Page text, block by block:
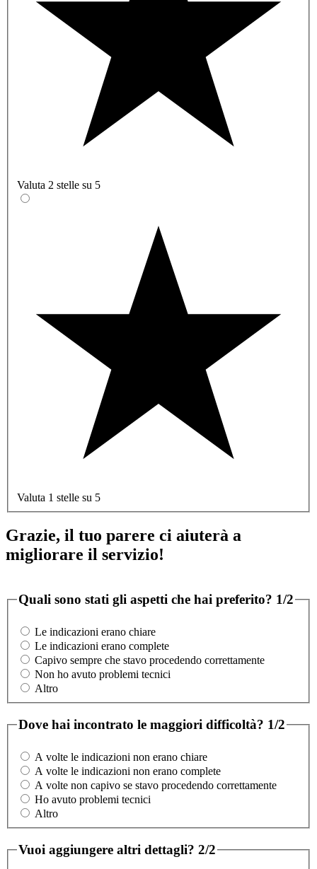
Valuta 2 stelle su 5
Valuta 1 stelle su 5
Grazie, il tuo parere ci aiuterà a
migliorare il servizio!
Quali sono stati gli aspetti che hai preferito? 1/2
Le indicazioni erano chiare
Le indicazioni erano complete
Capivo sempre che stavo procedendo correttamente
Non ho avuto problemi tecnici
Altro
Dove hai incontrato le maggiori difficoltà? 1/2
A volte le indicazioni non erano chiare
A volte le indicazioni non erano complete
A volte non capivo se stavo procedendo correttamente
Ho avuto problemi tecnici
Altro
Vuoi aggiungere altri dettagli? 2/2